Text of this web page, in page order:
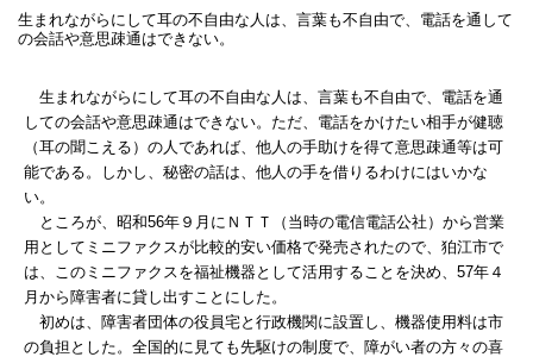
生まれながらにして耳の不自由な人は、言葉も不自由で、電話を通して
の会話や意思疎通はできない。
生まれながらにして耳の不自由な人は、言葉も不自由で、電話を通
しての会話や意思疎通はできない。ただ、電話をかけたい相手が健聴
（耳の聞こえる）の人であれば、他人の手助けを得て意思疎通等は可
能である。しかし、秘密の話は、他人の手を借りるわけにはいかな
い。
ところが、昭和56年９月にＮＴＴ（当時の電信電話公社）から営業
用としてミニファクスが比較的安い価格で発売されたので、狛江市で
は、このミニファクスを福祉機器として活用することを決め、57年４
月から障害者に貸し出すことにした。
初めは、障害者団体の役員宅と行政機関に設置し、機器使用料は市
の負担とした。全国的に見ても先駆けの制度で、障がい者の方々の喜